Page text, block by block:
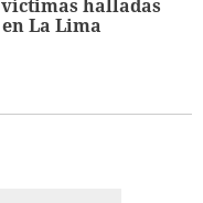
halladas
La Lima